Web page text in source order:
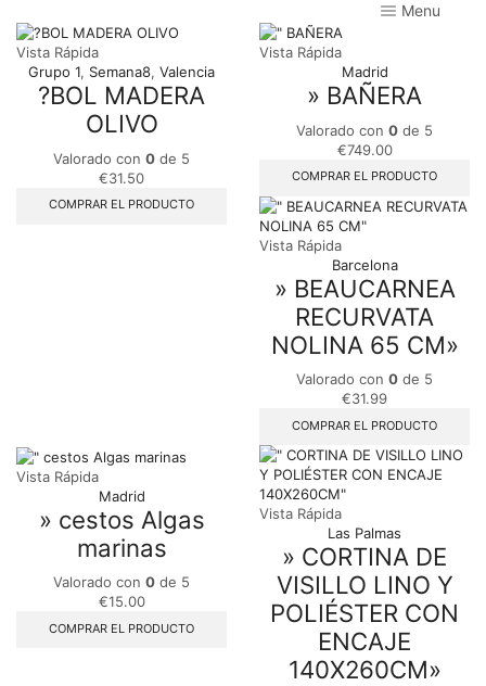
Menu
Vista Rápida
Grupo 1, Semana8, Valencia
?BOL MADERA
OLIVO
Valorado con 0 de 5
€31.50
COMPRAR EL PRODUCTO
Vista Rápida
Madrid
» BAÑERA
Valorado con 0 de 5
€749.00
COMPRAR EL PRODUCTO
Vista Rápida
Barcelona
» BEAUCARNEA
RECURVATA
NOLINA 65 CM»
Valorado con 0 de 5
€31.99
COMPRAR EL PRODUCTO
Vista Rápida
Madrid
» cestos Algas
marinas
Valorado con 0 de 5
€15.00
COMPRAR EL PRODUCTO
Vista Rápida
Las Palmas
» CORTINA DE
VISILLO LINO Y
POLIÉSTER CON
ENCAJE
140X260CM»